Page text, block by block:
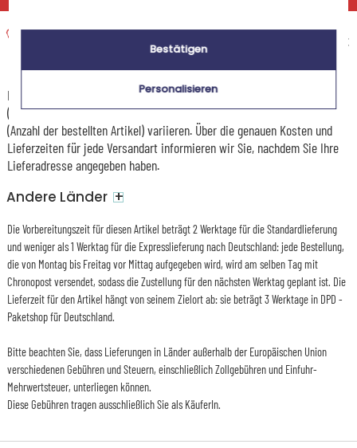
Voraussichtliches Lieferdatum
Freitag 7 August 2026
14,95 €
Die Versandkosten und Lieferzeiten können je nach Ihrem Wohnort
(abgelegene oder entlegene Gebiete) und dem Gewicht des Pakets
(Anzahl der bestellten Artikel) variieren. Über die genauen Kosten und
Lieferzeiten für jede Versandart informieren wir Sie, nachdem Sie Ihre
Lieferadresse angegeben haben.
Andere Länder +
Die Vorbereitungszeit für diesen Artikel beträgt 2 Werktage für die Standardlieferung
und weniger als 1 Werktag für die Expresslieferung nach Deutschland: jede Bestellung,
die von Montag bis Freitag vor Mittag aufgegeben wird, wird am selben Tag mit
Chronopost versendet, sodass die Zustellung für den nächsten Werktag geplant ist. Die
Lieferzeit für den Artikel hängt von seinem Zielort ab: sie beträgt 3 Werktage in DPD -
Paketshop für Deutschland.
Bitte beachten Sie, dass Lieferungen in Länder außerhalb der Europäischen Union
verschiedenen Gebühren und Steuern, einschließlich Zollgebühren und Einfuhr-
Mehrwertsteuer, unterliegen können.
Diese Gebühren tragen ausschließlich Sie als KäuferIn.
Bestätigen
Personalisieren